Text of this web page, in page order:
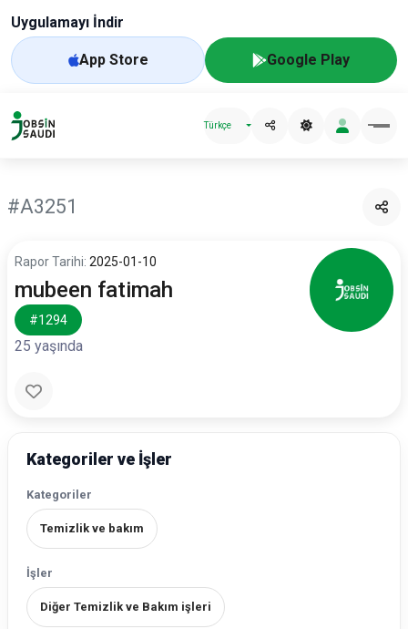
Uygulamayı İndir
App Store Google Play
Türkçe
#A3251
Rapor Tarihi: 2025-01-10
mubeen fatimah
#1294
25 yaşında
Kategoriler ve İşler
Kategoriler
Temizlik ve bakım
İşler
Diğer Temizlik ve Bakım işleri